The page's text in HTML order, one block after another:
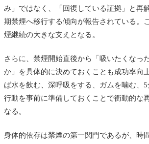
み」ではなく、「回復している証拠」と再
期禁煙へ移行する傾向が報告されている。
煙継続の大きな支えとなる。
さらに、禁煙開始直後から「吸いたくなっ
か」を具体的に決めておくことも成功率向
ば水を飲む、深呼吸をする、ガムを噛む、
行動を事前に準備しておくことで衝動的な
なる。
身体的依存は禁煙の第一関門であるが、時